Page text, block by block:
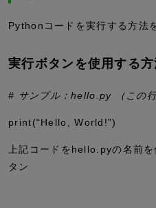
Pythonコードを実行する方法
実行ボタンを使用する方
# サンプル：hello.py （この行
print(“Hello, World!”)
上記コードをhello.pyの名前
タン